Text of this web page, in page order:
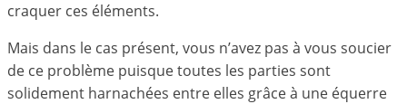
craquer ces éléments.
Mais dans le cas présent, vous n’avez pas à vous soucier
de ce problème puisque toutes les parties sont
solidement harnachées entre elles grâce à une équerre